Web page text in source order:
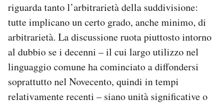
riguarda tanto l’arbitrarietà della suddivisione:
tutte implicano un certo grado, anche minimo, di
arbitrarietà. La discussione ruota piuttosto intorno
al dubbio se i decenni – il cui largo utilizzo nel
linguaggio comune ha cominciato a diffondersi
soprattutto nel Novecento, quindi in tempi
relativamente recenti – siano unità significative o